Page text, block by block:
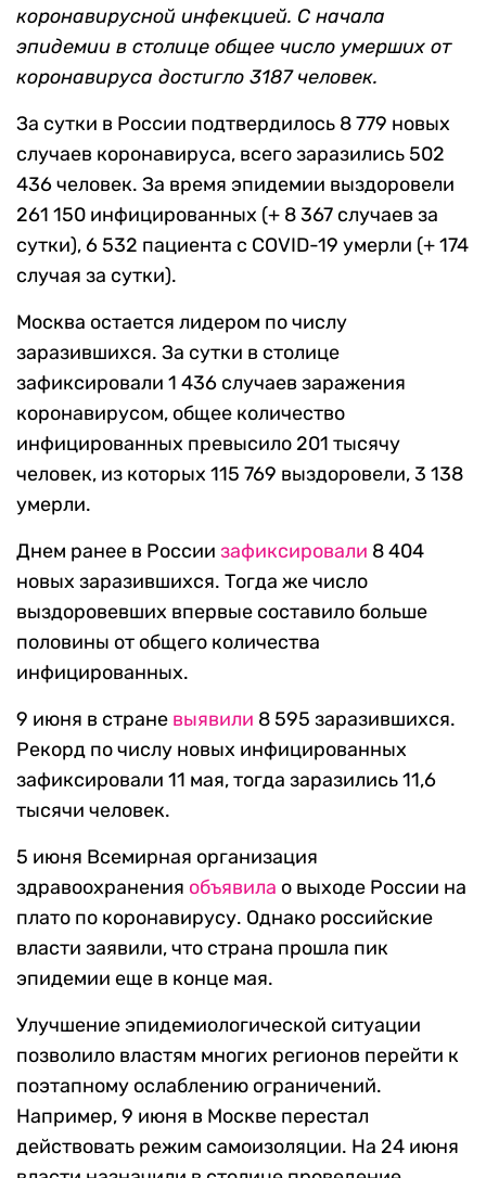
коронавирусной инфекцией. C начала
эпидемии в столице общее число умерших от
коронавируса достигло 3187 человек.
За сутки в России подтвердилось 8 779 новых
случаев коронавируса, всего заразились 502
436 человек. За время эпидемии выздоровели
261 150 инфицированных (+ 8 367 случаев за
сутки), 6 532 пациента с COVID-19 умерли (+ 174
случая за сутки).
Москва остается лидером по числу
заразившихся. За сутки в столице
зафиксировали 1 436 случаев заражения
коронавирусом, общее количество
инфицированных превысило 201 тысячу
человек, из которых 115 769 выздоровели, 3 138
умерли.
Днем ранее в России зафиксировали 8 404
новых заразившихся. Тогда же число
выздоровевших впервые составило больше
половины от общего количества
инфицированных.
9 июня в стране выявили 8 595 заразившихся.
Рекорд по числу новых инфицированных
зафиксировали 11 мая, тогда заразились 11,6
тысячи человек.
5 июня Всемирная организация
здравоохранения объявила о выходе России на
плато по коронавирусу. Однако российские
власти заявили, что страна прошла пик
эпидемии еще в конце мая.
Улучшение эпидемиологической ситуации
позволило властям многих регионов перейти к
поэтапному ослаблению ограничений.
Например, 9 июня в Москве перестал
действовать режим самоизоляции. На 24 июня